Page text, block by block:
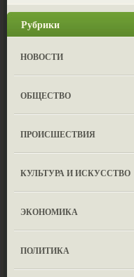
Рубрики
НОВОСТИ
ОБЩЕСТВО
ПРОИСШЕСТВИЯ
КУЛЬТУРА И ИСКУССТВО
ЭКОНОМИКА
ПОЛИТИКА